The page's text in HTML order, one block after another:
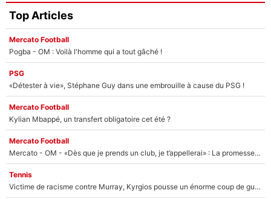
Top Articles
Mercato Football
Pogba - OM : Voilà l'homme qui a tout gâché !
PSG
«Détester à vie», Stéphane Guy dans une embrouille à cause du PSG !
Mercato Football
Kylian Mbappé, un transfert obligatoire cet été ?
Mercato Football
Mercato - OM - «Dès que je prends un club, je t’appellerai» : La promesse de Marcelino au moment de claquer la porte
Tennis
Victime de racisme contre Murray, Kyrgios pousse un énorme coup de gueule !